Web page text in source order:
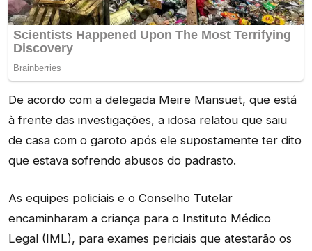
De acordo com a delegada Meire Mansuet, que está
à frente das investigações, a idosa relatou que saiu
de casa com o garoto após ele supostamente ter dito
que estava sofrendo abusos do padrasto.
As equipes policiais e o Conselho Tutelar
encaminharam a criança para o Instituto Médico
Legal (IML), para exames periciais que atestarão os